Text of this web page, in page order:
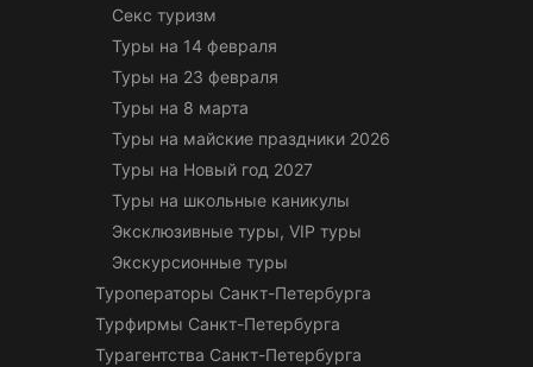
Секс туризм
Туры на 14 февраля
Туры на 23 февраля
Туры на 8 марта
Туры на майские праздники 2026
Туры на Новый год 2027
Туры на школьные каникулы
Эксклюзивные туры, VIP туры
Экскурсионные туры
Туроператоры Санкт-Петербурга
Турфирмы Санкт-Петербурга
Турагентства Санкт-Петербурга